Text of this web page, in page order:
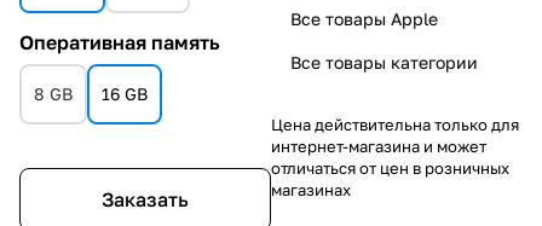
Оперативная память
8 GB 16 GB
Заказать
Все товары Apple
Все товары категории
Цена действительна только для
интернет-магазина и может
отличаться от цен в розничных
магазинах